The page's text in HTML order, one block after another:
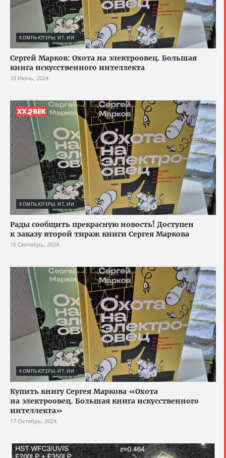
КОМПЬЮТЕРЫ, ИТ, ИИ
Сергей Марков: Охота на электроовец. Большая
книга искусственного интеллекта
10 Июнь, 2024
КОМПЬЮТЕРЫ, ИТ, ИИ
Рады сообщить прекрасную новость! Доступен
к заказу второй тираж книги Сергея Маркова
16 Сентябрь, 2024
КОМПЬЮТЕРЫ, ИТ, ИИ
Купить книгу Сергея Маркова «Охота
на электроовец. Большая книга искусственного
интеллекта»
17 Октябрь, 2024